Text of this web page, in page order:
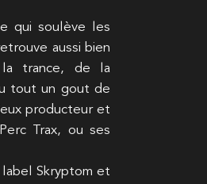
qui soulève les
aussi bien
la trance, de la
tout un gout de
producteur et
Trax, ou ses
Skryptom et